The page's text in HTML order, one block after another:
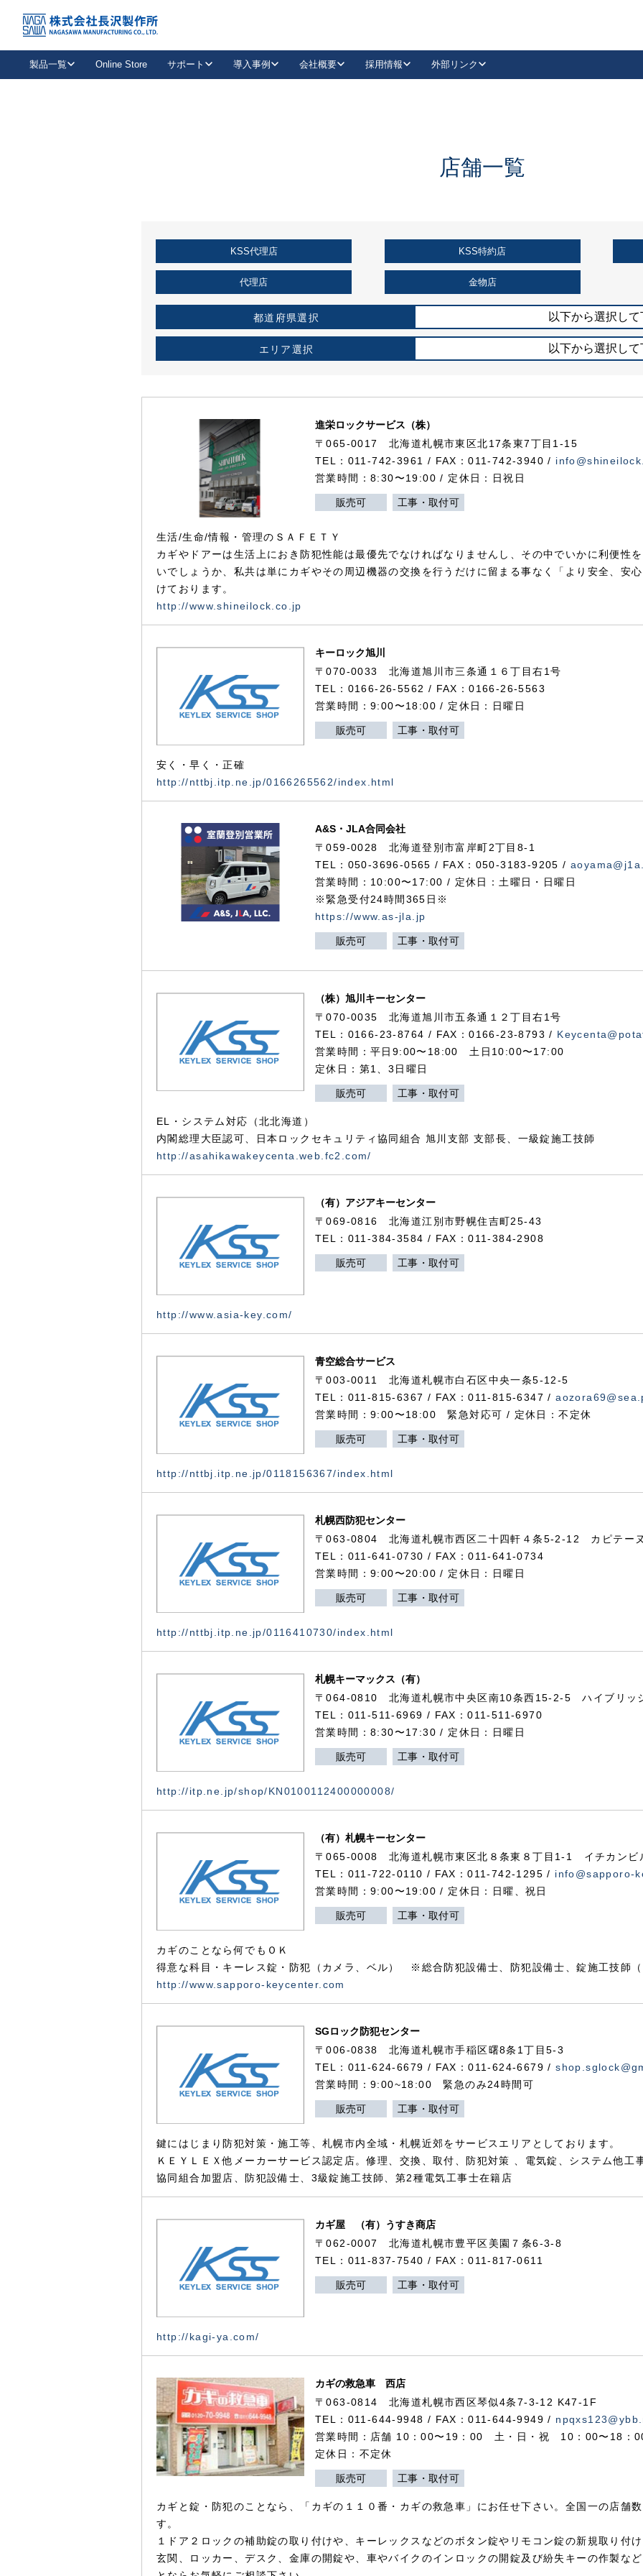
製品一覧
抗ウイルス・抗菌製品
キーレックスを品番からお探しいただけます。
Online Store サポート
取扱店情報
お役立ち情報
導入事例
企業様採用事例
会社概要 採用情報 外部リンク
LinkedIn
KSS加盟店・取扱店情報
店舗一覧
店舗一覧
KSS代理店 KSS特約店
代理店 金物店
都道府県選択 以下から選択し
エリア選択 以下から選択し
進栄ロックサービス（株）
〒065-0017 北海道札幌市東区北17条東7丁目1-15
TEL：011-742-3961 / FAX：011-742-3940 /
営業時間：8:30〜19:00 / 定休日：日祝日
販売可 工事・取付可
生活/生命/情報・管理のＳＡＦＥＴＹ
カギやドアーは生活上におき防犯性能は最優先でなければなりませんし、その中でいかに利便性
いでしょうか、私共は単にカギやその周辺機器の交換を行うだけに留まる事なく「より安全、安
けております。
http://www.shineilock.co.jp
キーロック旭川
〒070-0033 北海道旭川市三条通１６丁目右1号
TEL：0166-26-5562 / FAX：0166-26-5563
営業時間：9:00〜18:00 / 定休日：日曜日
販売可 工事・取付可
安く・早く・正確
http://nttbj.itp.ne.jp/0166265562/index.html
A&S・JLA合同会社
〒059-0028北海道登別市富岸町2丁目 8-1
TEL：050-3696-0565 / FAX：050-3183-9205 /
営業時間：10:00〜17:00 / 定休日：土曜日・日曜日
※緊急受付24時間365日※
https://www.as-jla.jp
販売可 工事・取付可
（株）旭川キーセンター
〒070-0035 北海道旭川市五条通１２丁目右1号
TEL：0166-23-8764 / FAX：0166-23-8793 /
営業時間：平日9:00〜18:00 土日10:00〜17:00
定休日：第1、3日曜日
販売可 工事・取付可
EL・システム対応（北北海道）
内閣総理大臣認可、日本ロックセキュリティ協同組合 旭川支部 支部長、一級錠施工技師
http://asahikawakeycenta.web.fc2.com/
（有）アジアキーセンター
〒069-0816 北海道江別市野幌住吉町25-43
TEL：011-384-3584 / FAX：011-384-2908
販売可 工事・取付可
http://www.asia-key.com/
青空総合サービス
〒003-0011 北海道札幌市白石区中央一条5-12-5
TEL：011-815-6367 / FAX：011-815-6347 /
営業時間：9:00〜18:00 緊急対応可 / 定休日：不定休
販売可 工事・取付可
http://nttbj.itp.ne.jp/0118156367/index.html
札幌西防犯センター
〒063-0804 北海道札幌市西区二十四軒４条5-2-12 カピテー
TEL：011-641-0730 / FAX：011-641-0734
営業時間：9:00〜20:00 / 定休日：日曜日
販売可 工事・取付可
http://nttbj.itp.ne.jp/0116410730/index.html
札幌キーマックス（有）
〒064-0810 北海道札幌市中央区南10条西15-2-5 ハイブリッ
TEL：011-511-6969 / FAX：011-511-6970
営業時間：8:30〜17:30 / 定休日：日曜日
販売可 工事・取付可
http://itp.ne.jp/shop/KN0100112400000008/
（有）札幌キーセンター
〒065-0008 北海道札幌市東区北８条東８丁目1-1 イチカンビ
TEL：011-722-0110 / FAX：011-742-1295 / info@sapporo-
営業時間：9:00〜19:00 / 定休日：日曜、祝日
販売可 工事・取付可
カギのことなら何でもＯＫ
得意な科目・キーレス錠・防犯（カメラ、ベル） ※総合防犯設備士、防犯設備士、錠施工技師
http://www.sapporo-keycenter.com
SGロック防犯センター
〒006-0838 北海道札幌市手稲区曙8条1丁目5-3
TEL：011-624-6679 / FAX：011-624-6679 /
営業時間：9:00~18:00 緊急のみ24時間可
販売可 工事・取付可
鍵にはじまり防犯対策・施工等、札幌市内全域・札幌近郊をサービスエリアとしております。
ＫＥＹＬＥＸ他メーカーサービス認定店。修理、交換、取付、防犯対策 、電気錠、システム他工
協同組合加盟店、防犯設備士、3級錠施工技師、第2種電気工事士在籍店
カギ屋 （有）うすき商店
〒062-0007 北海道札幌市豊平区美園７条6-3-8
TEL：011-837-7540 / FAX：011-817-0611
販売可 工事・取付可
http://kagi-ya.com/
カギの救急車 西店
〒063-0814 北海道札幌市西区琴似4条7-3-12 K47-1F
TEL：011-644-9948 / FAX：011-644-9949 /
営業時間：店舗 10：00〜19：00 土・日・祝 10：00〜18：
定休日：不定休
販売可 工事・取付可
カギと錠・防犯のことなら、「カギの１１０番・カギの救急車」にお任せ下さい。全国一の店舗
す。
１ドア２ロックの補助錠の取り付けや、キーレックスなどのボタン錠やリモコン錠の新規取り付
玄関、ロッカー、デスク、金庫の開錠や、車やバイクのインロックの開錠及び紛失キーの作製な